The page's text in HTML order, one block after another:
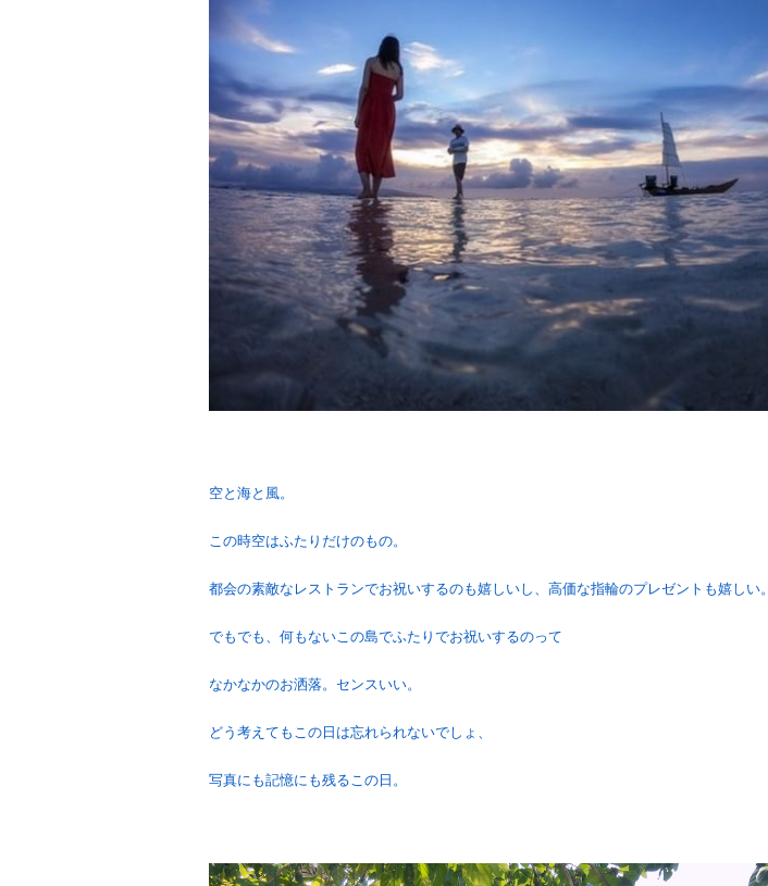
空と海と風。
この時空はふたりだけのもの。
都会の素敵なレストランでお祝いするのも嬉しいし、高価な指輪のプレゼントも嬉しい。
でもでも、何もないこの島でふたりでお祝いするのって
なかなかのお洒落。センスいい。
どう考えてもこの日は忘れられないでしょ、
写真にも記憶にも残るこの日。